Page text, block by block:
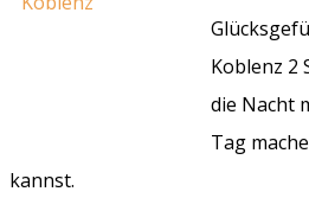
Koblenz 2
die Nacht
Tag
kannst.